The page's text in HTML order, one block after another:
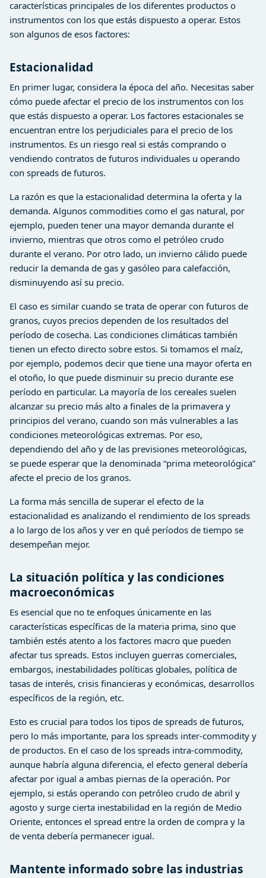
características principales de los diferentes productos o
instrumentos con los que estás dispuesto a operar. Estos
son algunos de esos factores:
Estacionalidad
En primer lugar, considera la época del año. Necesitas saber
cómo puede afectar el precio de los instrumentos con los
que estás dispuesto a operar. Los factores estacionales se
encuentran entre los perjudiciales para el precio de los
instrumentos. Es un riesgo real si estás comprando o
vendiendo contratos de futuros individuales u operando
con spreads de futuros.
La razón es que la estacionalidad determina la oferta y la
demanda. Algunos commodities como el gas natural, por
ejemplo, pueden tener una mayor demanda durante el
invierno, mientras que otros como el petróleo crudo
durante el verano. Por otro lado, un invierno cálido puede
reducir la demanda de gas y gasóleo para calefacción,
disminuyendo así su precio.
El caso es similar cuando se trata de operar con futuros de
granos, cuyos precios dependen de los resultados del
período de cosecha. Las condiciones climáticas también
tienen un efecto directo sobre estos. Si tomamos el maíz,
por ejemplo, podemos decir que tiene una mayor oferta en
el otoño, lo que puede disminuir su precio durante ese
período en particular. La mayoría de los cereales suelen
alcanzar su precio más alto a finales de la primavera y
principios del verano, cuando son más vulnerables a las
condiciones meteorológicas extremas. Por eso,
dependiendo del año y de las previsiones meteorológicas,
se puede esperar que la denominada “prima meteorológica”
afecte el precio de los granos.
La forma más sencilla de superar el efecto de la
estacionalidad es analizando el rendimiento de los spreads
a lo largo de los años y ver en qué períodos de tiempo se
desempeñan mejor.
La situación política y las condiciones
macroeconómicas
Es esencial que no te enfoques únicamente en las
características específicas de la materia prima, sino que
también estés atento a los factores macro que pueden
afectar tus spreads. Estos incluyen guerras comerciales,
embargos, inestabilidades políticas globales, política de
tasas de interés, crisis financieras y económicas, desarrollos
específicos de la región, etc.
Esto es crucial para todos los tipos de spreads de futuros,
pero lo más importante, para los spreads inter-commodity y
de productos. En el caso de los spreads intra-commodity,
aunque habría alguna diferencia, el efecto general debería
afectar por igual a ambas piernas de la operación. Por
ejemplo, si estás operando con petróleo crudo de abril y
agosto y surge cierta inestabilidad en la región de Medio
Oriente, entonces el spread entre la orden de compra y la
de venta debería permanecer igual.
Mantente informado sobre las industrias